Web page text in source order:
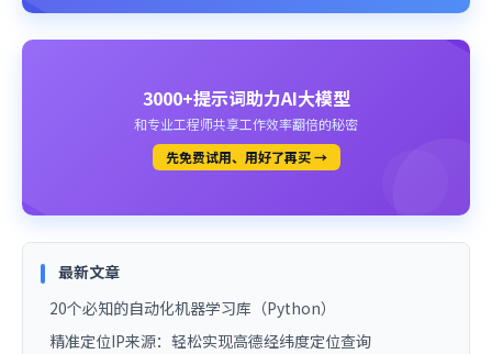
3000+提示词助力AI大模型
和专业工程师共享工作效率翻倍的秘密
先免费试用、用好了再买 →
最新文章
20个必知的自动化机器学习库（Python）
精准定位IP来源：轻松实现高德经纬度定位查询